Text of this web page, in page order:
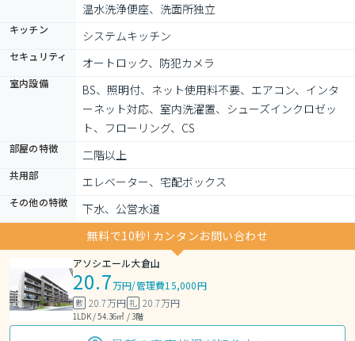
温水洗浄便座、洗面所独立
キッチン システムキッチン
セキュリティ オートロック、防犯カメラ
室内設備
BS、照明付、ネット使用料不要、エアコン、インタ
ーネット対応、室内洗濯置、シューズインクロゼッ
ト、フローリング、CS
部屋の特徴 二階以上
共用部 エレベーター、宅配ボックス
その他の特徴
下水、公営水道
無料で10秒! カンタンお問い合わせ
アソシエール大倉山
20.7万円/管理費15,000円
敷 20.7万円 礼 20.7万円
1LDK / 54.36㎡ / 3階